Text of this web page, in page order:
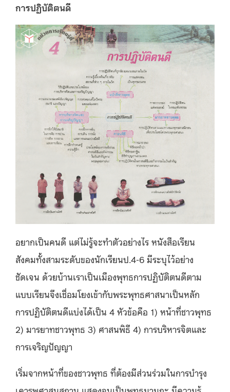
การปฏิบัติตนดี
อยากเป็นคนดี แต่ไม่รู้จะทำตัวอย่างไร หนังสือเรียน
สังคมทั้งสามระดับของนักเรียนป.4-6 มีระบุไว้อย่าง
ชัดเจน ด้วยบ้านเราเป็นเมืองพุทธการปฏิบัติตนดีตาม
แบบเรียนจึงเชื่อมโยงเข้ากับพระพุทธศาสนาเป็นหลัก
การปฏิบัติตนดีแบ่งได้เป็น 4 หัวข้อคือ 1) หน้าที่ชาวพุทธ
2) มารยาทชาวพุทธ 3) ศาสนพิธี 4) การบริหารจิตและ
การเจริญปัญญา
เริ่มจากหน้าที่ของชาวพุทธ ที่ต้องมีส่วนร่วมในการบำรุง